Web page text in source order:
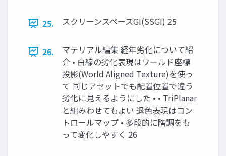
25. スクリーンスペースGI(SSGI) 25
26.
マテリアル編集 経年劣化について紹
介 • 白線の劣化表現はワールド座標
投影(World Aligned Texture)を使っ
て 同じアセットでも配置位置で違う
劣化に見えるようにした • • TriPlanar
と組みわせてもよい 退色表現はコン
トロールマップ • 多段的に階調をも
って変化しやすく 26